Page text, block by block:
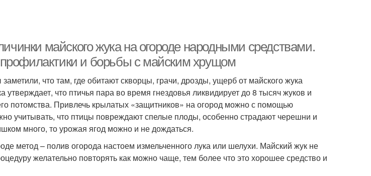
майского жука на огороде народными средствами.
и борьбы с майским хрущом
что там, где обитают скворцы, грачи, дрозды, ущерб от майского жука
утверждает, что птичья пара во время гнездовья ликвидирует до 8 тысяч жуков и
потомства. Привлечь крылатых «защитников» на огород можно с помощью
учитывать, что птицы повреждают спелые плоды, особенно страдают черешни и
много, то урожая ягод можно и не дождаться.
метод – полив огорода настоем измельченного лука или шелухи. Майский жук не
желательно повторять как можно чаще, тем более что это хорошее средство и